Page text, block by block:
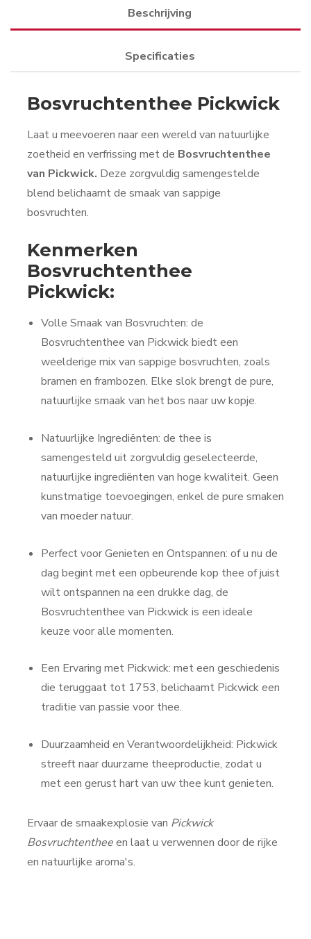
Beschrijving
Specificaties
Bosvruchtenthee Pickwick
Laat u meevoeren naar een wereld van natuurlijke
zoetheid en verfrissing met de Bosvruchtenthee
van Pickwick. Deze zorgvuldig samengestelde
blend belichaamt de smaak van sappige
bosvruchten.
Kenmerken
Bosvruchtenthee
Pickwick:
Volle Smaak van Bosvruchten: de
Bosvruchtenthee van Pickwick biedt een
weelderige mix van sappige bosvruchten, zoals
bramen en frambozen. Elke slok brengt de pure,
natuurlijke smaak van het bos naar uw kopje.
Natuurlijke Ingrediënten: de thee is
samengesteld uit zorgvuldig geselecteerde,
natuurlijke ingrediënten van hoge kwaliteit. Geen
kunstmatige toevoegingen, enkel de pure smaken
van moeder natuur.
Perfect voor Genieten en Ontspannen: of u nu de
dag begint met een opbeurende kop thee of juist
wilt ontspannen na een drukke dag, de
Bosvruchtenthee van Pickwick is een ideale
keuze voor alle momenten.
Een Ervaring met Pickwick: met een geschiedenis
die teruggaat tot 1753, belichaamt Pickwick een
traditie van passie voor thee.
Duurzaamheid en Verantwoordelijkheid: Pickwick
streeft naar duurzame theeproductie, zodat u
met een gerust hart van uw thee kunt genieten.
Ervaar de smaakexplosie van Pickwick
Bosvruchtentheeen laat u verwennen door de rijke
en natuurlijke aroma's.